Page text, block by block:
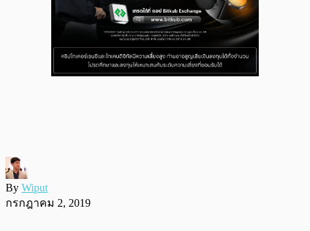
By Wiput
กรกฎาคม 2, 2019